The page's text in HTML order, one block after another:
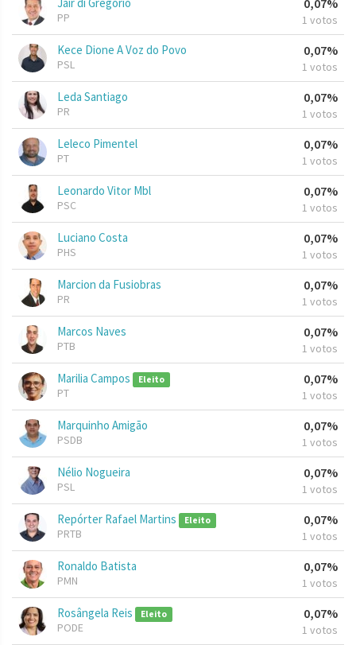
PP
0,07%
1 votos
Kece Dione A Voz do Povo
PSL
0,07%
1 votos
Leda Santiago
PR
0,07%
1 votos
Leleco Pimentel
PT
0,07%
1 votos
Leonardo Vitor Mbl
PSC
0,07%
1 votos
Luciano Costa
PHS
0,07%
1 votos
Marcion da Fusiobras
PR
0,07%
1 votos
Marcos Naves
PTB
0,07%
1 votos
Marilia Campos Eleito
PT
0,07%
1 votos
Marquinho Amigão
PSDB
0,07%
1 votos
Nélio Nogueira
PSL
0,07%
1 votos
Repórter Rafael Martins Eleito
PRTB
0,07%
1 votos
Ronaldo Batista
PMN
0,07%
1 votos
Rosângela Reis Eleito
PODE
0,07%
1 votos